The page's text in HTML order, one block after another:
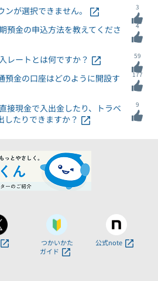
ンが選択できません。 3
預金の申込方法を教えてくださ
4
レートとは何ですか？ 59
預金の口座はどのように開設す
177
接現金で入出金したり、トラベ
したりできますか？
9
つかいかた
ガイド
公式note